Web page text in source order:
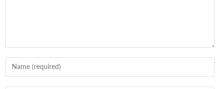
Enter
your